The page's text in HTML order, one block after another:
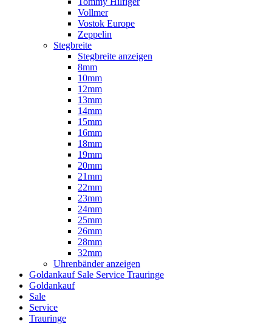
Vollmer
Vostok Europe
Zeppelin
Stegbreite
Stegbreite anzeigen
8mm
10mm
12mm
13mm
14mm
15mm
16mm
18mm
19mm
20mm
21mm
22mm
23mm
24mm
25mm
26mm
28mm
32mm
Uhrenbänder anzeigen
Goldankauf Sale Service Trauringe
Goldankauf
Sale
Service
Trauringe